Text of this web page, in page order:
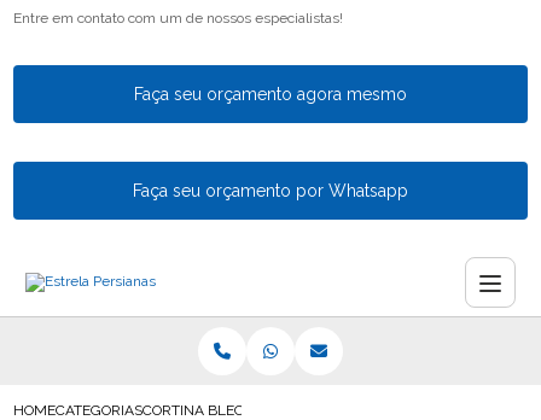
Entre em contato com um de nossos especialistas!
Faça seu orçamento agora mesmo
Faça seu orçamento por Whatsapp
HOMECATEGORIASCORTINA BLECAUTE AUTOMATICA